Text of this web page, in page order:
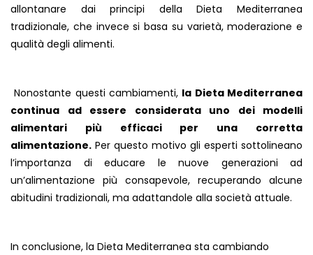
allontanare dai principi della Dieta Mediterranea
tradizionale, che invece si basa su varietà, moderazione e
qualità degli alimenti.
Nonostante questi cambiamenti, la Dieta Mediterranea
continua ad essere considerata uno dei modelli
alimentari più efficaci per una corretta
alimentazione. Per questo motivo gli esperti sottolineano
l’importanza di educare le nuove generazioni ad
un’alimentazione più consapevole, recuperando alcune
abitudini tradizionali, ma adattandole alla società attuale.
In conclusione, la Dieta Mediterranea sta cambiando